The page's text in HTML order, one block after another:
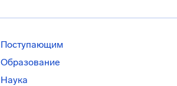
Поступающим
Образование
Наука